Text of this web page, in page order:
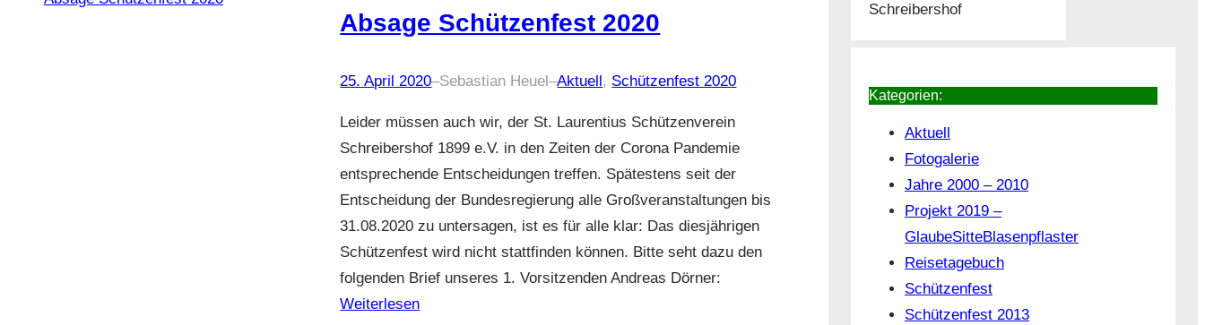
Absage Schützenfest 2020
25. April 2020–Sebastian Heuel–Aktuell , Schützenfest 2020
Leider müssen auch wir, der St. Laurentius Schützenverein
Schreibershof 1899 e.V. in den Zeiten der Corona Pandemie
entsprechende Entscheidungen treffen. Spätestens seit der
Entscheidung der Bundesregierung alle Großveranstaltungen bis
31.08.2020 zu untersagen, ist es für alle klar: Das diesjährigen
Schützenfest wird nicht stattfinden können. Bitte seht dazu den
folgenden Brief unseres 1. Vorsitzenden Andreas Dörner:
Weiterlesen
Schreibershof
Kategorien:
Aktuell
Fotogalerie
Jahre 2000 – 2010
Projekt 2019 –
GlaubeSitteBlasenpflaster
Reisetagebuch
Schützenfest
Schützenfest 2013